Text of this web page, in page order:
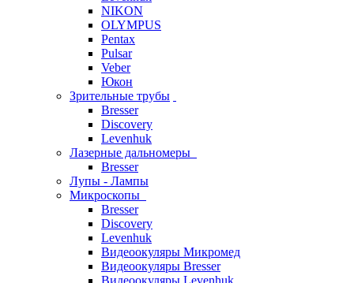
NIKON
OLYMPUS
Pentax
Pulsar
Veber
Юкон
Зрительные трубы
Bresser
Discovery
Levenhuk
Лазерные дальномеры
Bresser
Лупы - Лампы
Микроскопы
Bresser
Discovery
Levenhuk
Видеоокуляры Микромед
Видеоокуляры Bresser
Видеоокуляры Levenhuk